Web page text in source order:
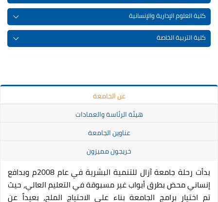
كلية العلوم الإدارية والإنسانية
كلية التربية الخاصة
عن الجامعة
هيئة الرئاسة والعمادات
عناوين الجامعة
خريجون مميزون
بدأت رحلة جامعة آزال للتنمية البشرية في عام 2008م وبدافع
إنساني محض بطرق أبواب غير مسبوقة في التعليم العالي، حيث
تم اختيار برامج الجامعة بناء على الاحتياج الملح، بعيداً عن